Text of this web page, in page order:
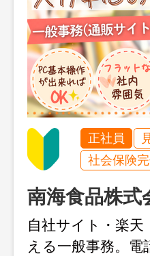
正社員
社会保険
南海食品株式
自社サイト・楽
える一般事務。